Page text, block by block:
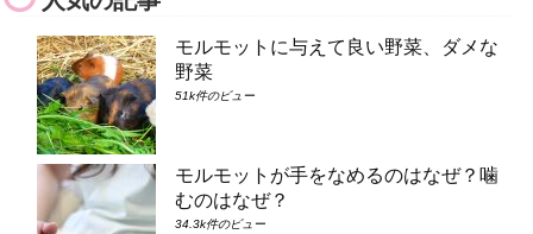
モルモットに与えて良い野菜、ダメな
野菜
51k件のビュー
モルモットが手をなめるのはなぜ？噛
むのはなぜ？
34.3k件のビュー